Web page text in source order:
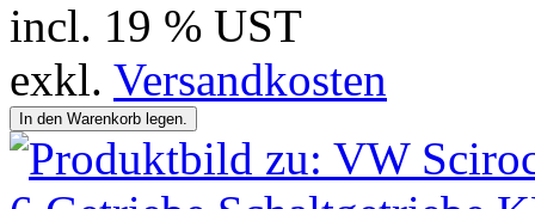
incl. 19 % UST
exkl. Versandkosten